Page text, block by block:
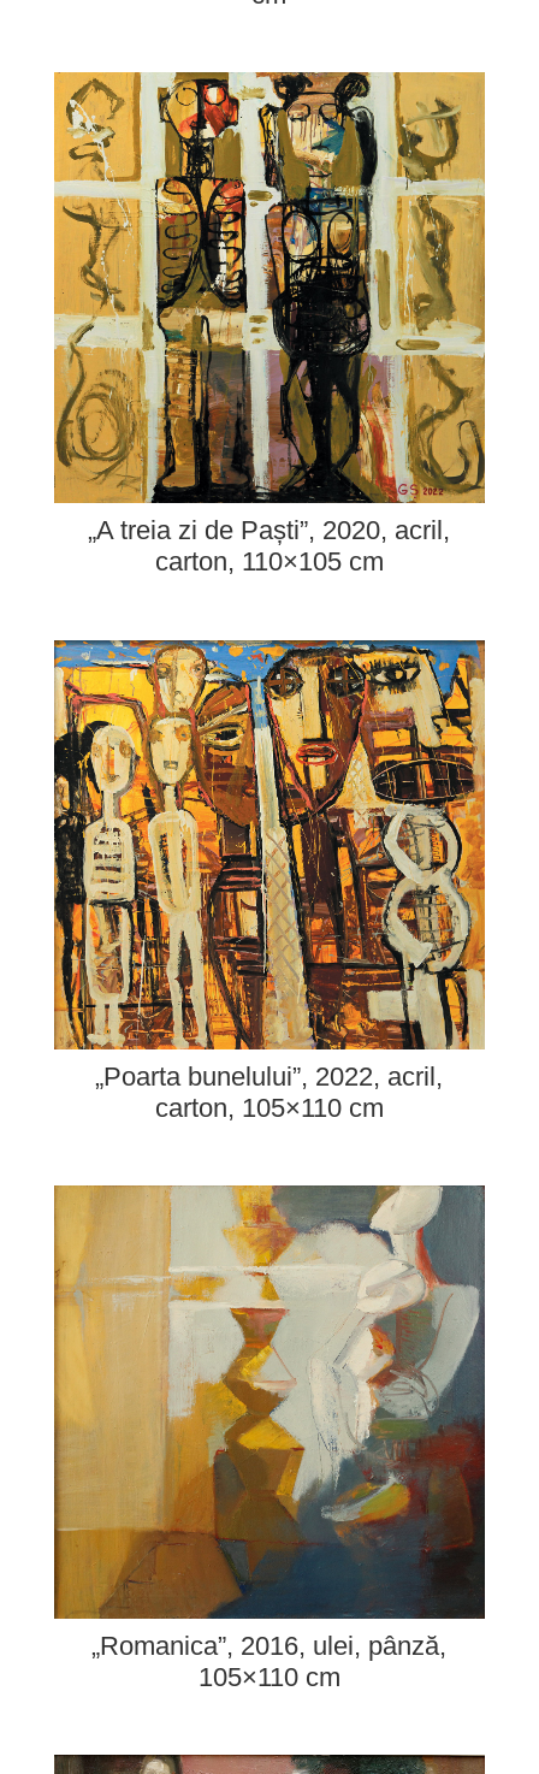
„A treia zi de Paști”, 2020, acril,
carton, 110×105 cm
„Poarta bunelului”, 2022, acril,
carton, 105×110 cm
„Romanica”, 2016, ulei, pânză,
105×110 cm